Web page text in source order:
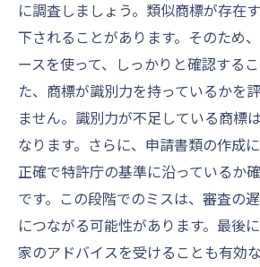
に調査しましょう。類似商標が存在
下されることがあります。そのため
ースを使って、しっかりと確認する
た、商標が識別力を持っているかを
ません。識別力が不足している商標
なります。さらに、申請書類の作成
正確で特許庁の基準に沿っているか
です。この段階でのミスは、審査の
につながる可能性があります。最後
家のアドバイスを受けることも有効